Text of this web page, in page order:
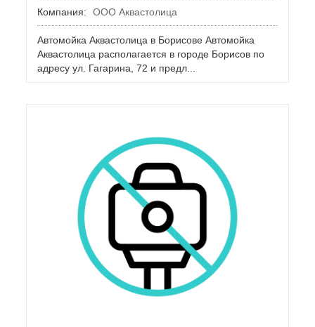
Компания: ООО Аквастолица
Автомойка Аквастолица в Борисове Автомойка
Аквастолица располагается в городе Борисов по
адресу ул. Гагарина, 72 и предл...